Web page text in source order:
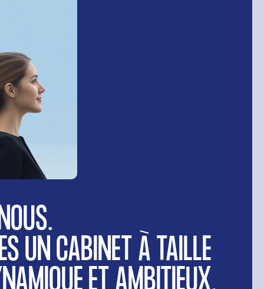
UN CABINET À TAILLE